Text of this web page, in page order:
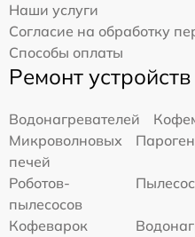
Наши услуги
Согласие на обработку
Способы оплаты
Ремонт устройств
Водонагревателей
Микроволновых
печей
Роботов-
пылесосов
Кофеварок